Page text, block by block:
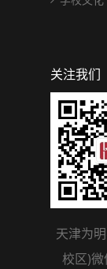
关注我们
天津为
校区)